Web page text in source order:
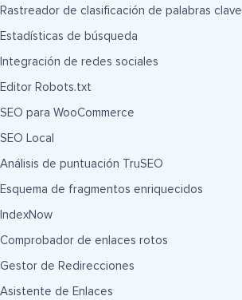
Rastreador de clasificación de palabras clave
Estadísticas de búsqueda
Integración de redes sociales
Editor Robots.txt
SEO para WooCommerce
SEO Local
Análisis de puntuación TruSEO
Esquema de fragmentos enriquecidos
IndexNow
Comprobador de enlaces rotos
Gestor de Redirecciones
Asistente de Enlaces